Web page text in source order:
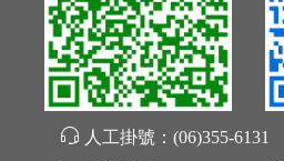
人工掛號： (06)355-6131